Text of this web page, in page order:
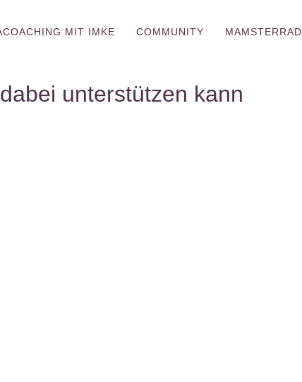
MIT IMKE COMMUNITY MAMSTERRAD
unterstützen kann